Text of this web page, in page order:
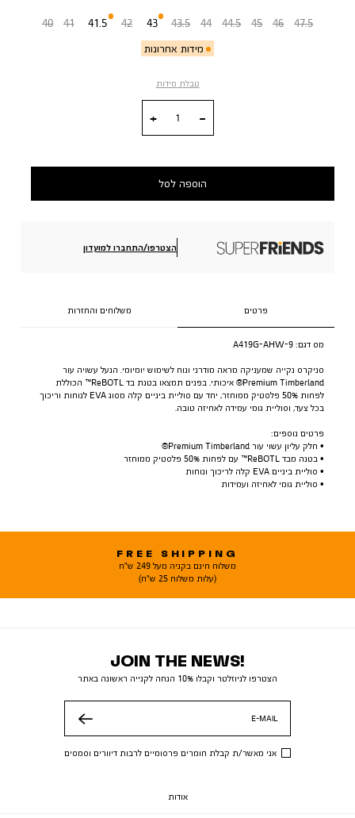
40 41 41.5
מידות אחרונות
42 43 43.5 44 44.5 45 46 47.5
טבלת מידות
הוספה לסל
הצטרפו/התחברו למועדון
פרטים משלוחים והחזרות
מס דגם: A419G-AHW-9
סניקרס נקייה שמעניקה מראה מודרני ונוח לשימוש יומיומי. הנעל עשויה עור
Premium Timberland® איכותי. בפנים תמצאו בטנת בד ReBOTL™ הכוללת
לפחות 50% פלסטיק ממוחזר, יחד עם סוליית ביניים קלה מסוג EVA לנוחות וריכוך
בכל צעד, וסוליית גומי עמידה לאחיזה טובה.
פרטים נוספים:
• חלק עליון עשוי עור Premium Timberland®
• בטנה מבד ReBOTL™ עם לפחות 50% פלסטיק ממוחזר
• סוליית ביניים EVA קלה לריכוך ונוחות
• סוליית גומי לאחיזה ועמידות
FREE SHIPPING
משלוח חינם בקניה מעל 249 ש"ח
(עלות משלוח 25 ש"ח)
JOIN THE NEWS!
הצטרפו לניוזלטר וקבלו 10% הנחה לקנייה ראשונה באתר
E-MAIL
אני מאשר/ת קבלת חומרים פרסומיים לרבות דיוורים וסמסים
אודות